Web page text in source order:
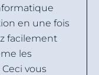
en une fois
facilement
les
vous